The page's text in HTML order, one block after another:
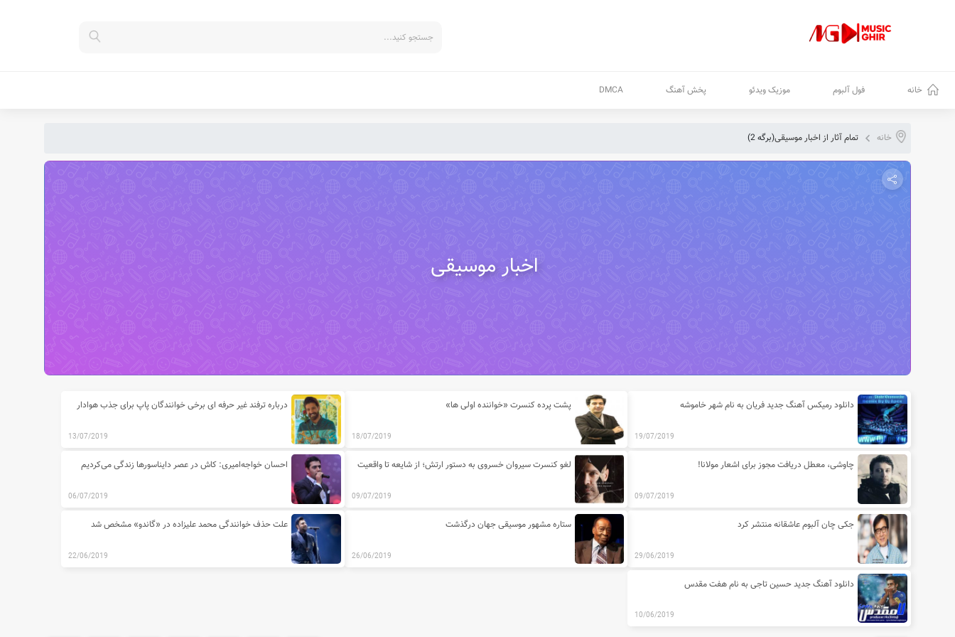
خانه فول آلبوم موزیک ویدئو پخش آهنگ DMCA
خانه تمام آثار از اخبار موسیقی(برگه 2)
اخبار موسیقی
آخرین مطالب دسته بندی اخبار موسیقی
دانلود رمیکس آهنگ جدید فریان به نام شهر خاموشه
19/07/2019
پشت پرده کنسرت «خواننده اولی ها»
18/07/2019
درباره ترفند غیر حرفه ای برخی خوانندگان پاپ برای جذب هوادار
13/07/2019
چاوشی، معطل دریافت مجوز برای اشعار مولانا!
09/07/2019
لغو کنسرت سیروان خسروی به دستور ارتش؛ از شایعه تا واقعیت
09/07/2019
احسان خواجه‌امیری: کاش در عصر دایناسورها زندگی می‌کردیم
06/07/2019
جکی چان آلبوم عاشقانه منتشر کرد
29/06/2019
ستاره مشهور موسیقی جهان درگذشت
26/06/2019
علت حذف خوانندگی محمد علیزاده در «گاندو» مشخص شد
22/06/2019
دانلود آهنگ جدید حسین تاجی به نام هفت مقدس
10/06/2019